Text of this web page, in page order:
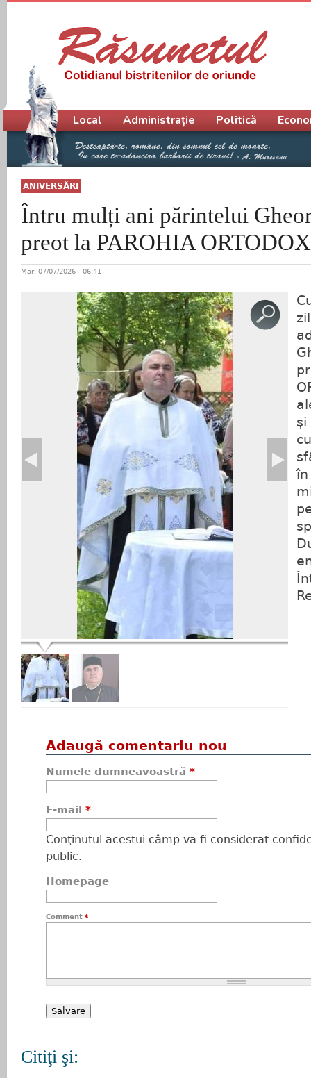
ANIVERSĂRI
Întru mulți ani părintelui
preot la PAROHIA
Mar, 07/07/2026 - 06:41
şi
în
Adaugă comentariu nou
Numele dumneavoastră *
E-mail *
Conţinutul acestui câmp va fi considerat
public.
Homepage
Comment *
Citiţi şi:
Meniu principal
Local Administrație Politică